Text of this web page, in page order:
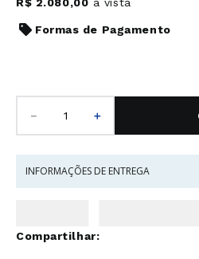
Formas de Pagamento
＋
－
INFORMAÇÕES DE ENTREGA